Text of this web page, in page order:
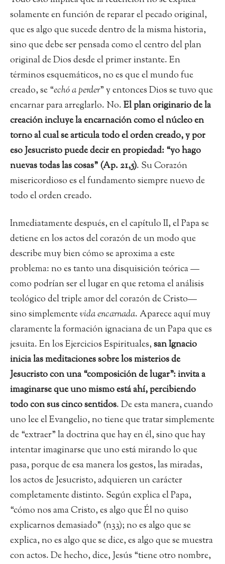
solamente en función de reparar el pecado original,
que es algo que sucede dentro de la misma historia,
sino que debe ser pensada como el centro del plan
original de Dios desde el primer instante. En
términos esquemáticos, no es que el mundo fue
creado, se “echó a perder” y entonces Dios se tuvo que
encarnar para arreglarlo. No.El plan originario de la
creación incluye la encarnación como el núcleo en
torno al cual se articula todo el orden creado, y por
eso Jesucristo puede decir en propiedad: “yo hago
nuevas todas las cosas” (Ap. 21,5). Su Corazón
misericordioso es el fundamento siempre nuevo de
todo el orden creado.
Inmediatamente después, en el capítulo II, el Papa se
detiene en los actos del corazón de un modo que
describe muy bien cómo se aproxima a este
problema: no es tanto una disquisición teórica —
como podrían ser el lugar en que retoma el análisis
teológico del triple amor del corazón de Cristo—
sino simplementevida encarnada. Aparece aquí muy
claramente la formación ignaciana de un Papa que es
jesuita. En los Ejercicios Espirituales,san Ignacio
inicia las meditaciones sobre los misterios de
Jesucristo con una “composición de lugar”: invita a
imaginarse que uno mismo está ahí, percibiendo
todo con sus cinco sentidos. De esta manera, cuando
uno lee el Evangelio, no tiene que tratar simplemente
de “extraer” la doctrina que hay en él, sino que hay
intentar imaginarse que uno está mirando lo que
pasa, porque de esa manera los gestos, las miradas,
los actos de Jesucristo, adquieren un carácter
completamente distinto. Según explica el Papa,
“cómo nos ama Cristo, es algo que Él no quiso
explicarnos demasiado” (n33); no es algo que se
explica, no es algo que se dice, es algo que se muestra
con actos. De hecho, dice, Jesús “tiene otro nombre,